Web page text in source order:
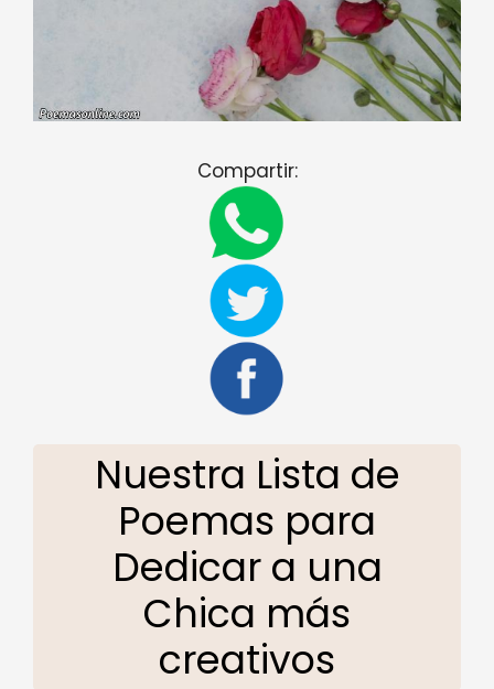
Compartir:
Nuestra Lista de
Poemas para
Dedicar a una
Chica más
creativos